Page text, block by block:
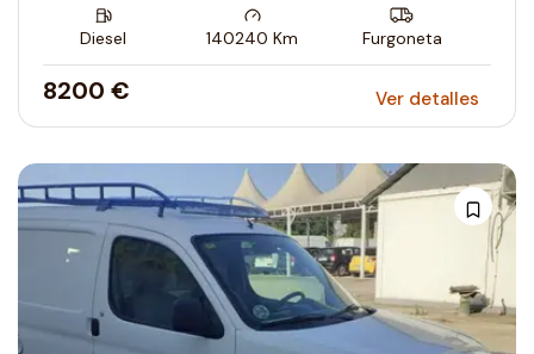
Diesel 140240 Km Furgoneta
8200 € Ver detalles